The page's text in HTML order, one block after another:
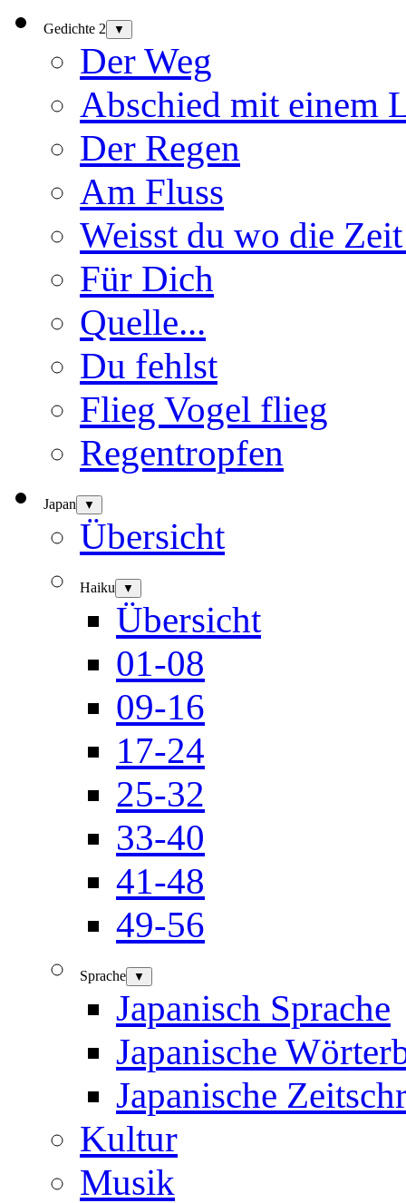
Gedichte 2 ▼
Der Weg
Abschied mit einem
Der Regen
Am Fluss
Weisst du wo die
Für Dich
Quelle...
Du fehlst
Flieg Vogel flieg
Regentropfen
Japan ▼
Übersicht
Haiku ▼
Übersicht
01-08
09-16
17-24
25-32
33-40
41-48
49-56
Sprache ▼
Japanisch Sprache
Japanische
Japanische
Kultur
Musik